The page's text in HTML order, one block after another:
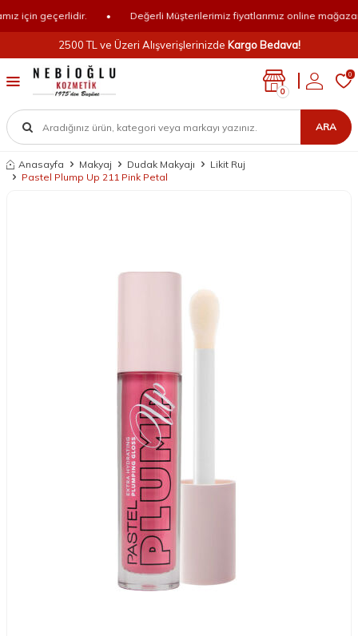
için geçerlidir. Değerli Müşterilerimiz fiyatlarımız online
2500 TL ve Üzeri Alışverişlerinizde Kargo Bedava!
ARA
0
0
Anasayfa Makyaj Dudak Makyajı
Likit Ruj
Pastel Plump Up 211 Pink Petal